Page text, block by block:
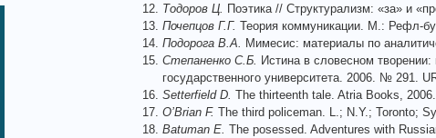
Тодоров Ц. Поэтика // Структурализм: «за» и
Почепцов Г.Г. Теория коммуникации. М.: Рефл-
Подорога В.А. Мимесис: материалы по
Степаненко С.Б. Истина в словесном
государственного университета. 2006. № 291.
Setterfield D. The thirteenth tale. Atria Books,
O’Brian F. The third policeman. L.; N.Y.; Toronto;
Batuman E. The posessed. Adventures with